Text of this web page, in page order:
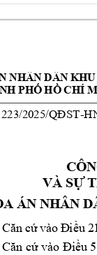
NHÂN DÂN
PHỐ HỒ CHÍ
223/2025/QĐST-
VÀ SỰ
ÁN NHÂN
Căn cứ vào Điều 2
Căn cứ vào Điều